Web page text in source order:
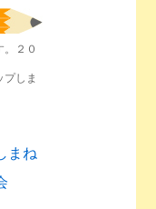
。２０
プしま